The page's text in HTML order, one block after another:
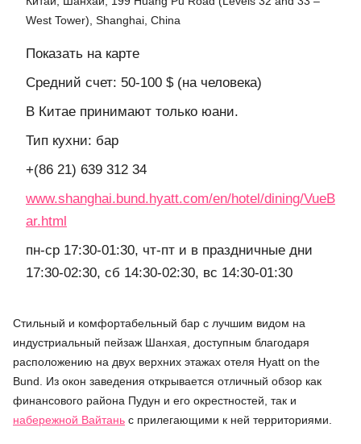
West Tower), Shanghai, China
Показать на карте
Средний счет: 50-100 $ (на человека)
В Китае принимают только юани.
Тип кухни: бар
+(86 21) 639 312 34
www.shanghai.bund.hyatt.com/en/hotel/dining/VueB
ar.html
пн-ср 17:30-01:30, чт-пт и в праздничные дни
17:30-02:30, сб 14:30-02:30, вс 14:30-01:30
Стильный и комфортабельный бар с лучшим видом на
индустриальный пейзаж Шанхая, доступным благодаря
расположению на двух верхних этажах отеля Hyatt on the
Bund. Из окон заведения открывается отличный обзор как
финансового района Пудун и его окрестностей, так и
набережной Вайтань с прилегающими к ней территориями.